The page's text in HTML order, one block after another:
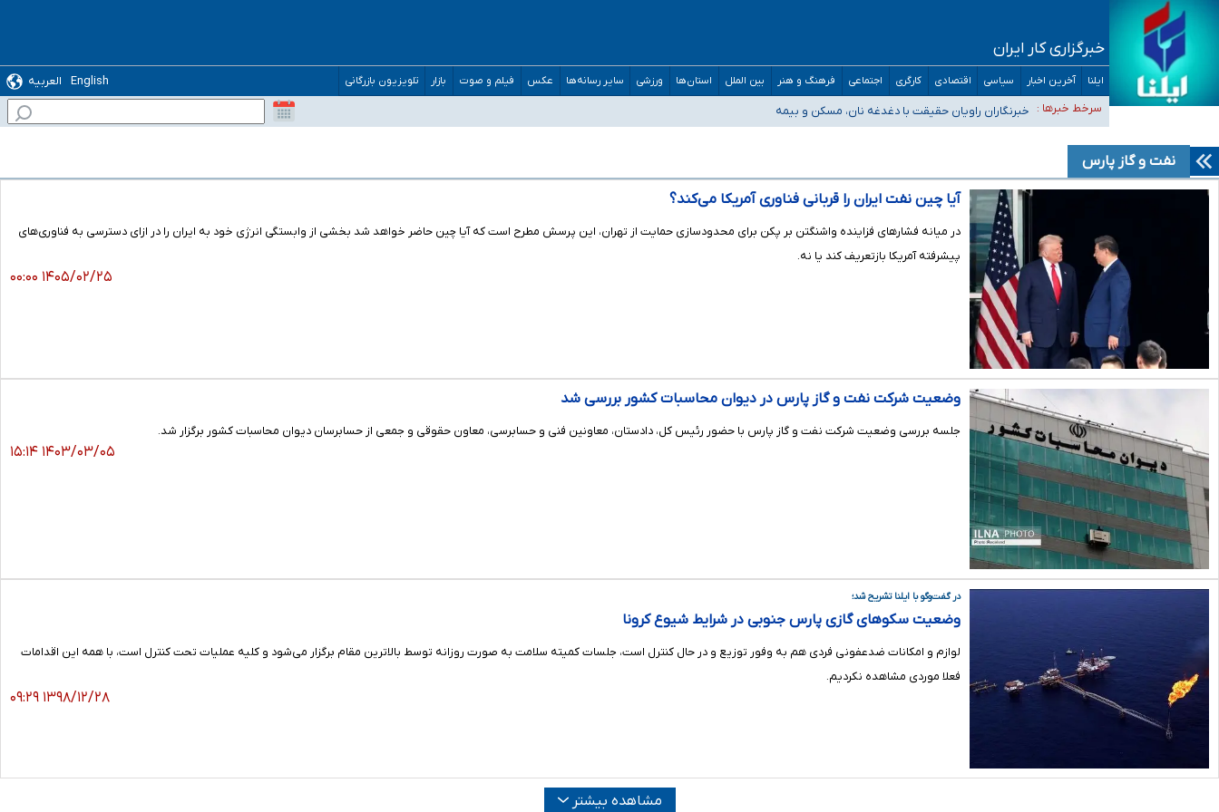
خبرگزاری کار ایران
ایلنا آخرین اخبار سیاسی اقتصادی کارگری اجتماعی فرهنگ و هنر بین الملل استان‌ها ورزشی سایر رسانه‌ها عکس فیلم و صوت بازار تلویزیون بازرگانی English
العربیه
سرخط خبرها :
تعویق آزمون ورودی دکترای تخصصی فرماندهی صحنه عملیات و دکترای تخصصی جغرافیای نظامی دافوس آجا
خبرنگاران راویان حقیقت با دغدغه نان، مسکن و بیمه
هیچ پرستاری بازداشت یا اخراج نشده است/ از رئیس جمهور خواستیم ورود کند
ثبت‌نام بخش عمده دانش‌آموزان مدارس ایرانی امارات در کشور/ درباره محصلان باقی‌مانده در دبی متناسب با شرایط جدید تصمیم‌گیری می‌شود
نفت و گاز پارس
آیا چین نفت ایران را قربانی فناوری آمریکا می‌کند؟
در میانه فشارهای فزاینده واشنگتن بر پکن برای محدودسازی حمایت از تهران، این پرسش مطرح است که آیا چین حاضر خواهد شد بخشی از وابستگی انرژی خود به ایران را در ازای دسترسی به فناوری‌های
پیشرفته آمریکا بازتعریف کند یا نه.
۱۴۰۵/۰۲/۲۵ ۰۰:۰۰
وضعیت شرکت نفت و گاز پارس در دیوان محاسبات کشور بررسی شد
جلسه بررسی وضعیت شرکت نفت و گاز پارس با حضور رئیس کل، دادستان، معاونین فنی و حسابرسی، معاون حقوقی و جمعی از حسابرسان دیوان محاسبات کشور برگزار شد.
۱۴۰۳/۰۳/۰۵ ۱۵:۱۴
در گفت‌وگو با ایلنا تشریح شد؛
وضعیت سکوهای گازی پارس جنوبی در شرایط شیوع کرونا
لوازم و امکانات ضدعفونی فردی هم به وفور توزیع و در حال کنترل است، جلسات کمیته سلامت به صورت روزانه توسط بالاترین مقام برگزار می‌شود و کلیه عملیات تحت کنترل است، با همه این اقدامات
فعلا موردی مشاهده نکردیم.
۱۳۹۸/۱۲/۲۸ ۰۹:۲۹
مشاهده بیشتر